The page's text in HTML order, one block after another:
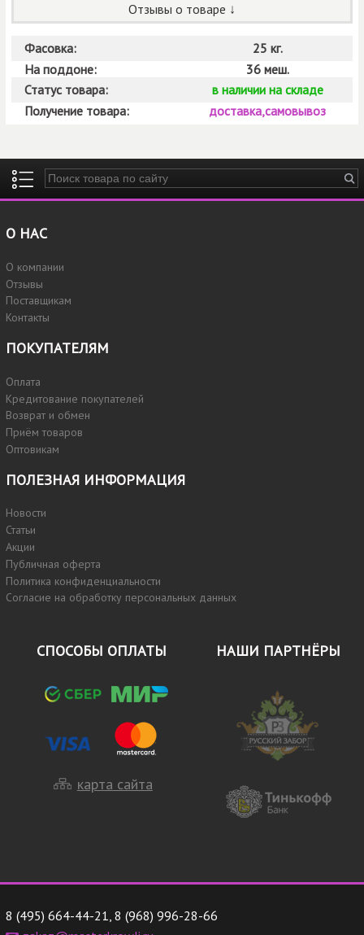
Отзывы о товаре
Фасовка:
25 кг.
На поддоне:
36 меш.
Статус товара:
в наличии на складе
Получение товара:
доставка,самовывоз
Введите ключевые слова для поиска
О НАС
О компании
Отзывы
Поставщикам
Контакты
ПОКУПАТЕЛЯМ
Оплата
Кредитование покупателей
Возврат и обмен
Приём товаров
Оптовикам
ПОЛЕЗНАЯ ИНФОРМАЦИЯ
Новости
Статьи
Акции
Публичная оферта
Политика конфиденциальности
Согласие на обработку персональных данных
СПОСОБЫ ОПЛАТЫ
карта сайта
НАШИ ПАРТНЁРЫ
8 (495) 664-44-21, 8 (968) 996-28-66